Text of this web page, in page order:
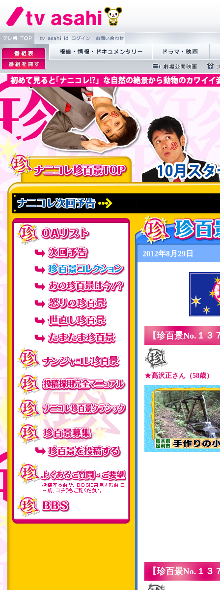
繝�Ξ譛
� TOP
tv asahi id 繝ｭ繧ｰ
縺雁撫縺
�粋繧上
逡
ｪ
邨
�｡
ｪ
邨
ｒ
謗
｢縺
�
繝･繝｡繝ｳ繧ｿ繝ｪ繝ｼ
繝峨Λ繝槭�譏
�逕ｻ
繝
ぅ
蜉��ｴ蜈ｬ髢区
丐逕ｻ
繝励
隕ｳ
2012年8月29日
【珍百景No.１３
★髙沢正さん（58歳）
【珍百景No.１３